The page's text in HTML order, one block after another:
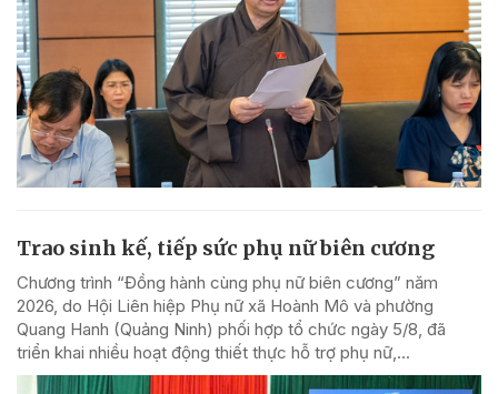
Trao sinh kế, tiếp sức phụ nữ biên cương
Chương trình “Đồng hành cùng phụ nữ biên cương” năm
2026, do Hội Liên hiệp Phụ nữ xã Hoành Mô và phường
Quang Hanh (Quảng Ninh) phối hợp tổ chức ngày 5/8, đã
triển khai nhiều hoạt động thiết thực hỗ trợ phụ nữ,...